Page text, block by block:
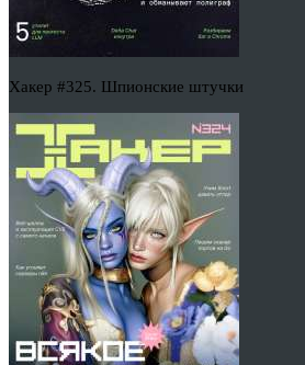
Хакер #325. Шпионские штучки